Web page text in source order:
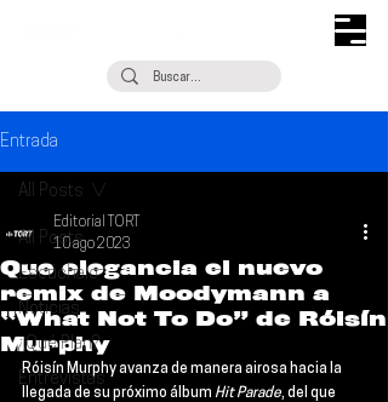
Entrada
All Posts
Escúchalo
Noticias
¿Qué Plan?
Entrevistas
All Posts
Que elegancia el nuevo
remix de Moodymann a
“What Not To Do” de Róisín
Murphy
Editorial TORT
10 ago 2023
Róisín Murphy avanza de manera airosa hacia la
llegada de su próximo álbum Hit Parade, del que